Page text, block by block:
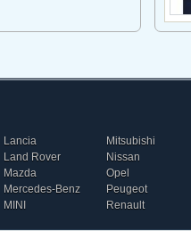
Lancia
Land Rover
Mazda
Mercedes-Benz
MINI
Mitsubishi
Nissan
Opel
Peugeot
Renault